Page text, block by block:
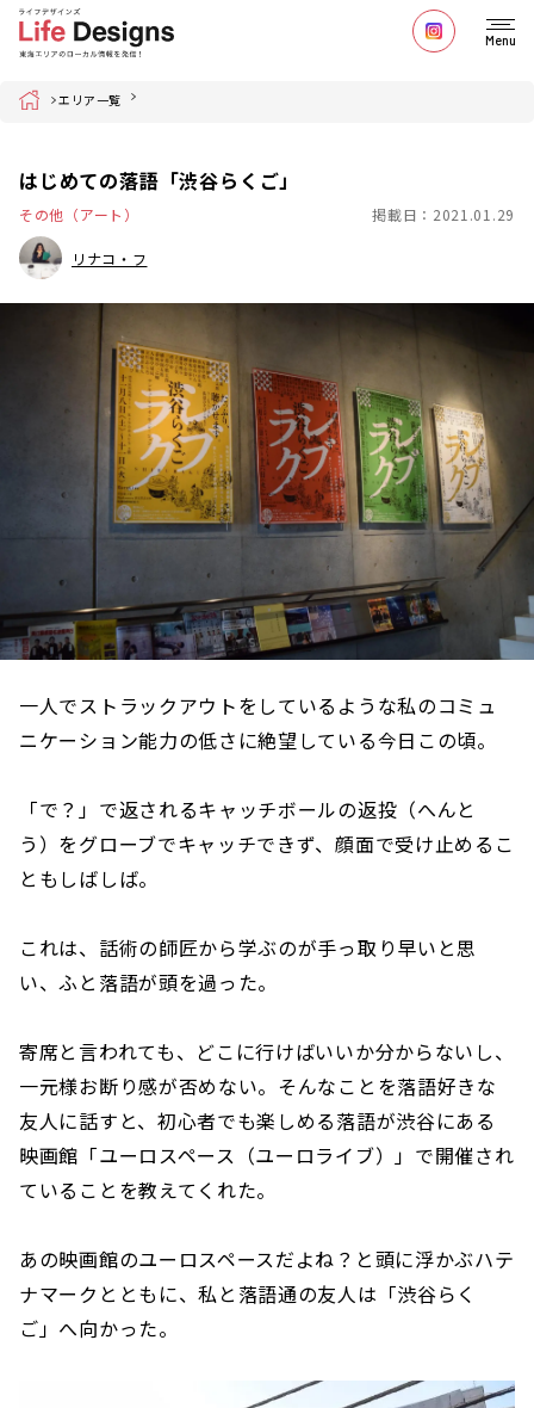
Menu
Home エリア一覧
はじめての落語「渋谷らくご」
その他（アート） 掲載日：2021.01.29
リナコ・フ
一人でストラックアウトをしているような私のコミュ
ニケーション能力の低さに絶望している今日この頃。
「で？」で返されるキャッチボールの返投（へんと
う）をグローブでキャッチできず、顔面で受け止めるこ
ともしばしば。
これは、話術の師匠から学ぶのが手っ取り早いと思
い、ふと落語が頭を過った。
寄席と言われても、どこに行けばいいか分からないし、
一元様お断り感が否めない。そんなことを落語好きな
友人に話すと、初心者でも楽しめる落語が渋谷にある
映画館「ユーロスペース（ユーロライブ）」で開催され
ていることを教えてくれた。
あの映画館のユーロスペースだよね？と頭に浮かぶハテ
ナマークとともに、私と落語通の友人は「渋谷らく
ご」へ向かった。